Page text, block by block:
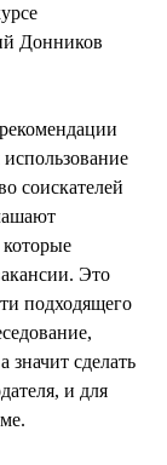
Донников
соискателей
Это
подходящего
сделать
и для